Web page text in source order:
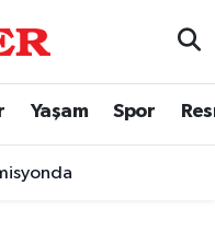
Yaşam Spor